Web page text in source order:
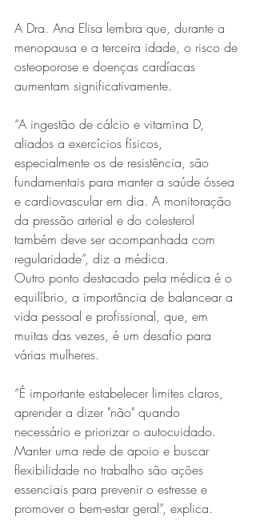
A Dra. Ana Elisa lembra que, durante a
menopausa e a terceira idade, o risco de
osteoporose e doenças cardíacas
aumentam significativamente.
“A ingestão de cálcio e vitamina D,
aliados a exercícios físicos,
especialmente os de resistência, são
fundamentais para manter a saúde óssea
e cardiovascular em dia. A monitoração
da pressão arterial e do colesterol
também deve ser acompanhada com
regularidade”, diz a médica.
Outro ponto destacado pela médica é o
equilíbrio, a importância de balancear a
vida pessoal e profissional, que, em
muitas das vezes, é um desafio para
várias mulheres.
“É importante estabelecer limites claros,
aprender a dizer "não" quando
necessário e priorizar o autocuidado.
Manter uma rede de apoio e buscar
flexibilidade no trabalho são ações
essenciais para prevenir o estresse e
promover o bem-estar geral”, explica.